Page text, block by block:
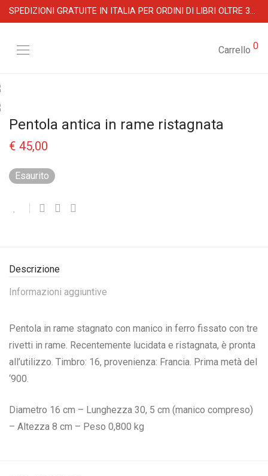
SPEDIZIONI GRATUITE IN ITALIA PER ORDINI DI LIBRI OLTRE 39 €
Carrello 0
Pentola antica in rame ristagnata
€ 45,00
Esaurito
Descrizione
Informazioni aggiuntive
Pentola in rame stagnato con manico in ferro fissato con tre
rivetti in rame. Recentemente lucidata e ristagnata, è pronta
all’utilizzo. Timbro: 16, provenienza: Francia. Prima metà del
‘900.
Diametro 16 cm – Lunghezza 30, 5 cm (manico compreso)
– Altezza 8 cm – Peso 0,800 kg